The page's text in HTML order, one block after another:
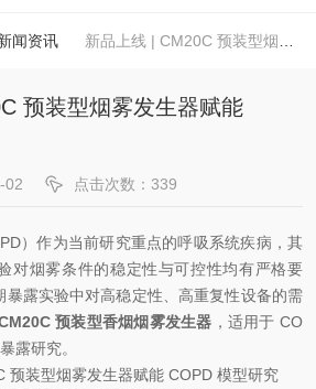
闻资讯 新品上线 | CM20C 预装型烟雾发生器赋能 COPD 模型研究
预装型烟雾发生器赋能
02 点击次数：339
）作为当前研究重点的呼吸系统疾病，其
对烟雾条件的稳定性与可控性均有严格要
暴露实验中对高稳定性、高重复性设备的需
预装型香烟烟雾发生器 ，适用于 CO
露研究。